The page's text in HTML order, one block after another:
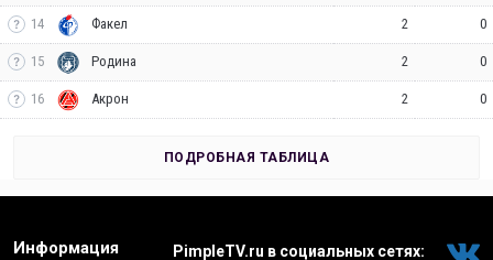
14 Факел 2 0
15 Родина 2 0
16 Акрон 2 0
ПОДРОБНАЯ ТАБЛИЦА
Информация PimpleTV.ru в социальных сетях: